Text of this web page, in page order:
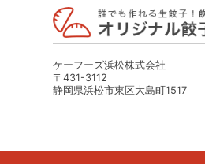
ケーフーズ浜松株式会社
〒431-3112
静岡県浜松市東区大島町1517